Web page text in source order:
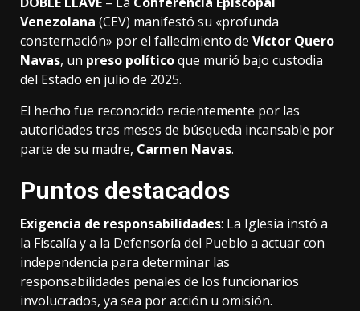
Venezolana (CEV) manifestó su «profunda
consternación» por el fallecimiento de Víctor Quero
Navas, un preso políticoque murió bajo custodia
del Estado en julio de 2025.
El hecho fue reconocido recientemente por las
autoridades tras meses de búsqueda incansable por
parte de su madre, Carmen Navas.
Puntos destacados
Exigencia de responsabilidades: La Iglesia instó a
la Fiscalía y a la Defensoría del Pueblo a actuar con
independencia para determinar las
responsabilidades penales de los funcionarios
involucrados, ya sea por acción u omisión.